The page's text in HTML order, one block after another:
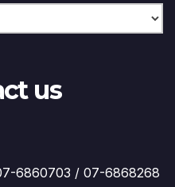
us
/ 07-6868268